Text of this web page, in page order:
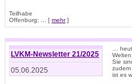
Teilhabe
Offenburg: ... [ mehr]
LVKM-Newsletter 21/2025
05.06.2025
…
Sie
ist es